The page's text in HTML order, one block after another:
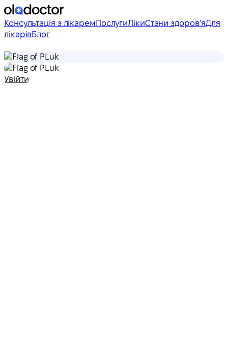
Консультація з лікарем ПослугиЛікиСтани здоровʼяДля
лікарівБлог
uk
uk
Увійти